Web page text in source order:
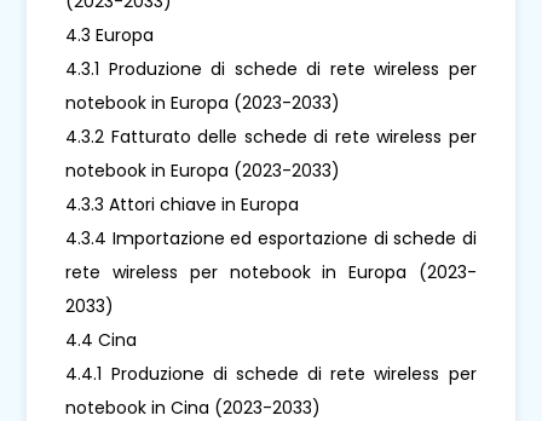
4.3 Europa
4.3.1 Produzione di schede di rete wireless per
notebook in Europa (2023-2033)
4.3.2 Fatturato delle schede di rete wireless per
notebook in Europa (2023-2033)
4.3.3 Attori chiave in Europa
4.3.4 Importazione ed esportazione di schede di
rete wireless per notebook in Europa (2023-
2033)
4.4 Cina
4.4.1 Produzione di schede di rete wireless per
notebook in Cina (2023-2033)